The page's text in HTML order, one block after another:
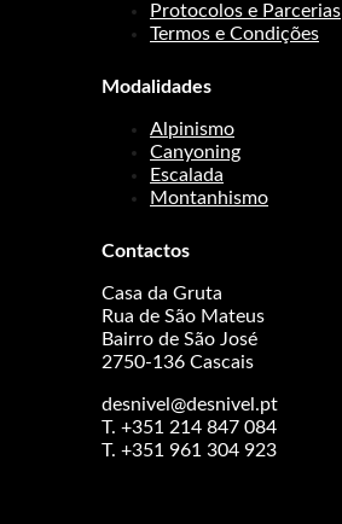
Protocolos e Parcerias
Termos e Condições
Modalidades
Alpinismo
Canyoning
Escalada
Montanhismo
Contactos
Casa da Gruta
Rua de São Mateus
Bairro de São José
2750-136 Cascais
desnivel@desnivel.pt
T. +351 214 847 084
T. +351 961 304 923